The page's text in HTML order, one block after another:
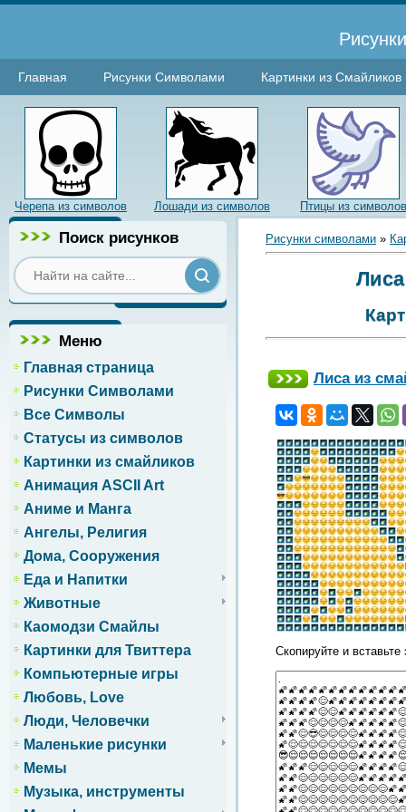
Главная Рисунки Символами Картинки из Смайликов
Черепа из символов Лошади из символов Птицы из символов
Поиск рисунков
Меню
Главная страница
Рисунки Символами
Все Символы
Статусы из символов
Картинки из смайликов
Анимация ASCII Art
Аниме и Манга
Ангелы, Религия
Дома, Сооружения
Еда и Напитки
Животные
Каомодзи Смайлы
Картинки для Твиттера
Компьютерные игры
Любовь, Love
Люди, Человечки
Маленькие рисунки
Мемы
Музыка, инструменты
Рисунки символами »
Лиса из
Скопируйте и